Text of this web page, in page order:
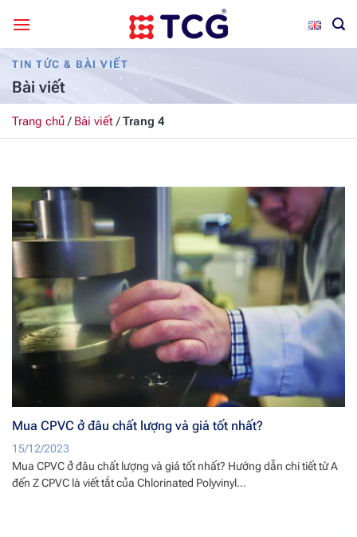
qua
nội
dungTIN TỨC & BÀI VIẾT
Bài viết
Trang chủ/ Bài viết/Trang 4
Mua CPVC ở đâu chất lượng và giá tốt nhất?
15/12/2023
Mua CPVC ở đâu chất lượng và giá tốt nhất? Hướng dẫn chi tiết từ A
đến Z CPVC là viết tắt của Chlorinated Polyvinyl...